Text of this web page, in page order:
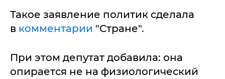
Такое заявление политик сделала
в комментарии "Стране".
При этом депутат добавила: она
опирается не на физиологический